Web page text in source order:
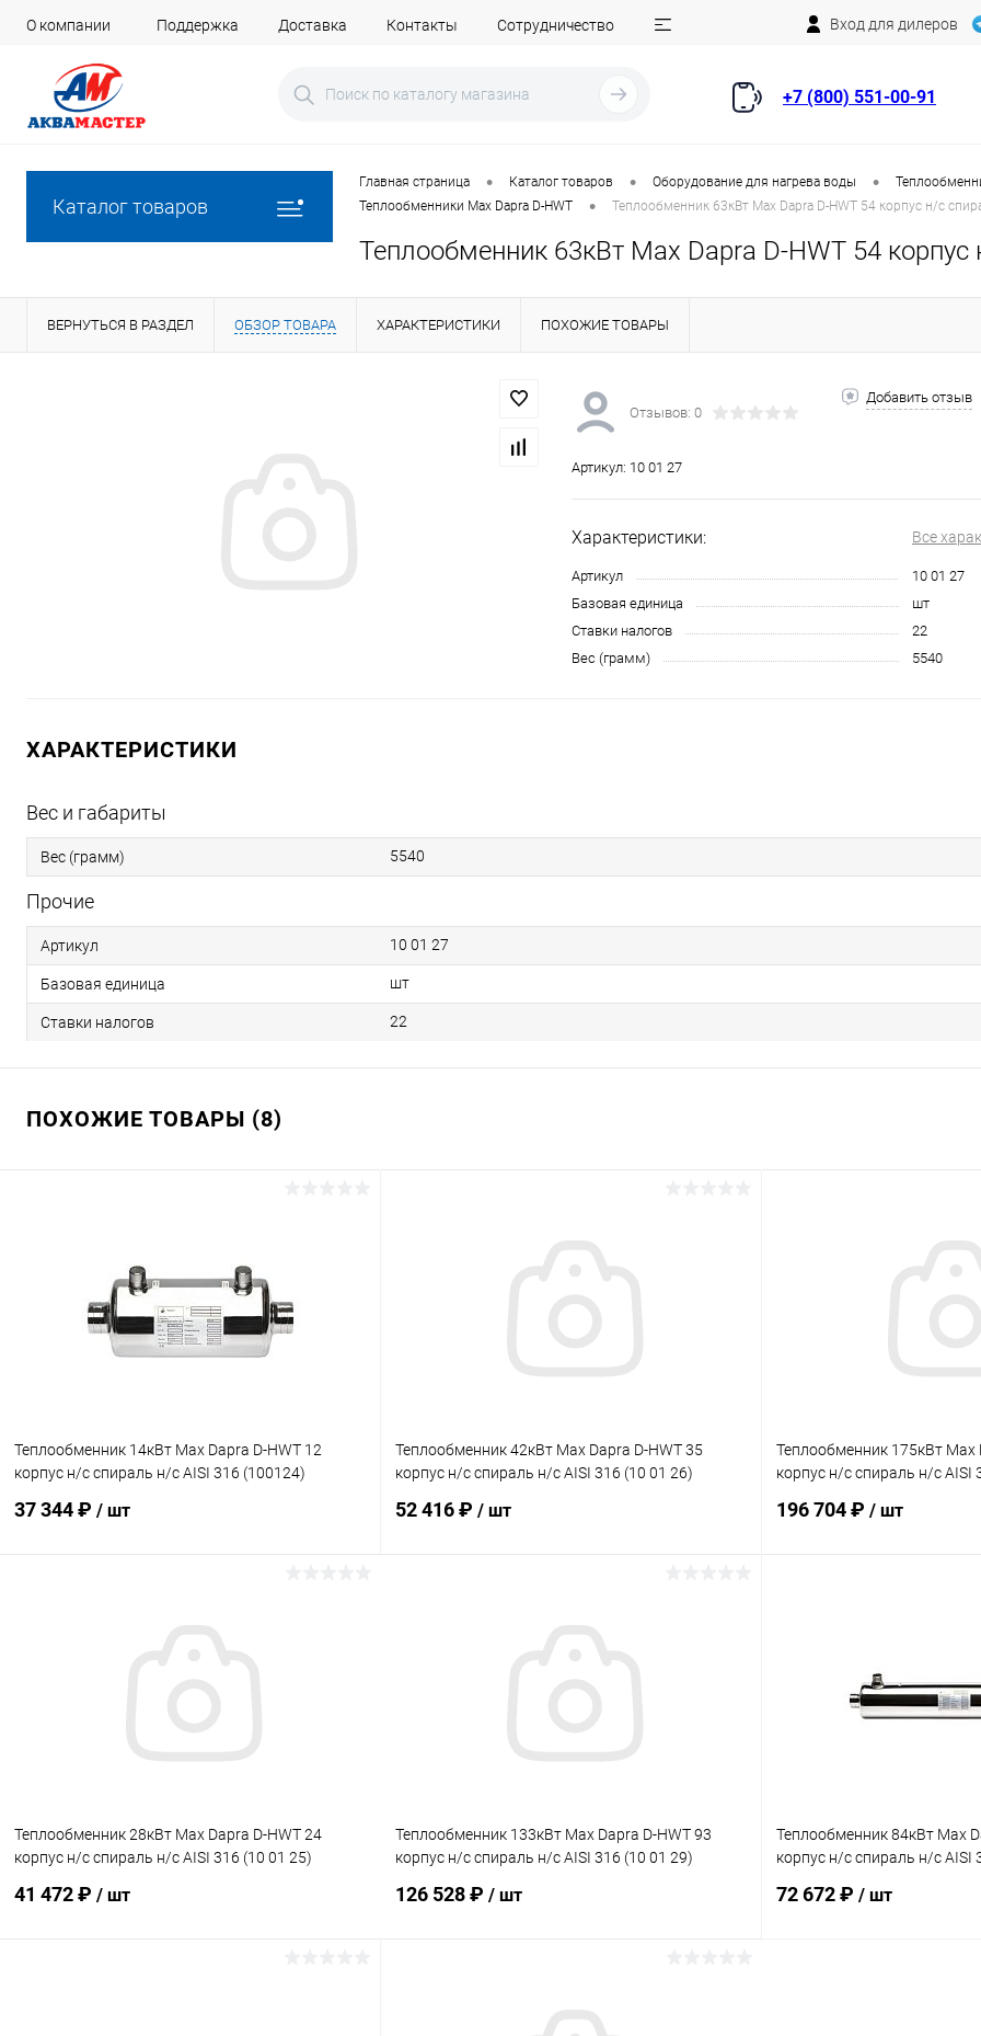
О компании Поддержка Доставка Контакты Сотрудничество Вход для дилеров
+7 (800) 551-00-91
Каталог товаров
Главная страница • Каталог товаров • Оборудование для нагрева воды •
Теплообменники Max Dapra D-HWT • Теплообменник 63кВт Max Dapra D-HWT 54 корпус н/с
Теплообменник 63кВт Max Dapra D-HWT 54
ВЕРНУТЬСЯ В РАЗДЕЛ ОБЗОР ТОВАРА ХАРАКТЕРИСТИКИ ПОХОЖИЕ ТОВАРЫ
Отзывов: 0
Добавить отзыв
Артикул: 10 01 27
Характеристики: Все
Артикул
10 01 27
Базовая единица
шт
Ставки налогов
22
Вес (грамм)
5540
ХАРАКТЕРИСТИКИ
Вес и габариты
Вес (грамм) 5540
Прочие
Артикул 10 01 27
Базовая единица шт
Ставки налогов 22
ПОХОЖИЕ ТОВАРЫ (8)
Теплообменник 14кВт Max Dapra D-HWT 12
корпус н/с спираль н/с AISI 316 (100124)
37 344 ₽ / шт
Теплообменник 42кВт Max Dapra D-HWT 35
корпус н/с спираль н/с AISI 316 (10 01 26)
52 416 ₽ / шт
Теплообменник 175кВт Max
корпус н/с спираль н/с AISI
196 704 ₽ / шт
К сравнению
Теплообменник 28кВт Max Dapra D-HWT 24
корпус н/с спираль н/с AISI 316 (10 01 25)
41 472 ₽ / шт
Теплообменник 133кВт Max Dapra D-HWT 93
корпус н/с спираль н/с AISI 316 (10 01 29)
126 528 ₽ / шт
Теплообменник 84кВт Max
корпус н/с спираль н/с AISI
72 672 ₽ / шт